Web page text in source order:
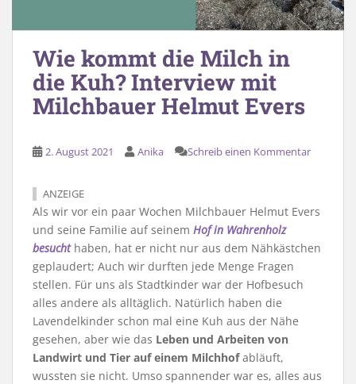
Wie kommt die Milch in
die Kuh? Interview mit
Milchbauer Helmut Evers
2. August 2021 Anika Schreib einen Kommentar
ANZEIGE
Als wir vor ein paar Wochen Milchbauer Helmut Evers
und seine Familie auf seinem Hof in Wahrenholz
besuchthaben, hat er nicht nur aus dem Nähkästchen
geplaudert; Auch wir durften jede Menge Fragen
stellen. Für uns als Stadtkinder war der Hofbesuch
alles andere als alltäglich. Natürlich haben die
Lavendelkinder schon mal eine Kuh aus der Nähe
gesehen, aber wie das Leben und Arbeiten von
Landwirt und Tier auf einem Milchhofabläuft,
wussten sie nicht. Umso spannender war es, alles aus